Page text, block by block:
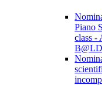
Piano
class -